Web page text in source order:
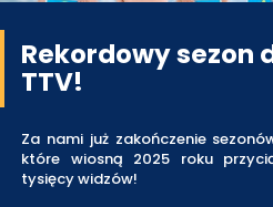
Rekordowy sezon
TTV!
Za nami już zakończenie
które wiosną 2025 roku
tysięcy widzów!